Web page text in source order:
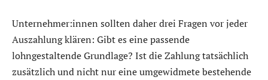
Unternehmer:innen sollten daher drei Fragen vor jeder
Auszahlung klären: Gibt es eine passende
lohngestaltende Grundlage? Ist die Zahlung tatsächlich
zusätzlich und nicht nur eine umgewidmete bestehende